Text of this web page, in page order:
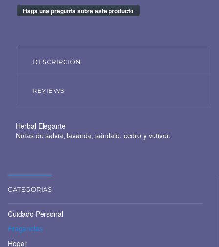
Haga una pregunta sobre este producto
DESCRIPCIÓN
REVIEWS
Herbal Elegante
Notas de salvia, lavanda, sándalo, cedro y vetiver.
CATEGORIAS
Cuidado Personal
Fragancias
Hogar